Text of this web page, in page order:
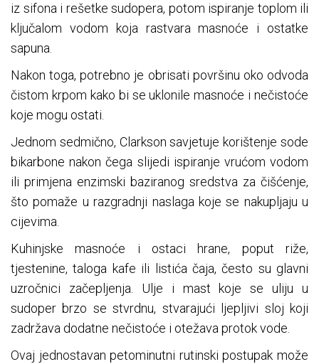
iz sifona i rešetke sudopera, potom ispiranje toplom ili
ključalom vodom koja rastvara masnoće i ostatke
sapuna.
Nakon toga, potrebno je obrisati površinu oko odvoda
čistom krpom kako bi se uklonile masnoće i nečistoće
koje mogu ostati.
Jednom sedmično, Clarkson savjetuje korištenje sode
bikarbone nakon čega slijedi ispiranje vrućom vodom
ili primjena enzimski baziranog sredstva za čišćenje,
što pomaže u razgradnji naslaga koje se nakupljaju u
cijevima.
Kuhinjske masnoće i ostaci hrane, poput riže,
tjestenine, taloga kafe ili listića čaja, često su glavni
uzročnici začepljenja. Ulje i mast koje se uliju u
sudoper brzo se stvrdnu, stvarajući ljepljivi sloj koji
zadržava dodatne nečistoće i otežava protok vode.
Ovaj jednostavan petominutni rutinski postupak može